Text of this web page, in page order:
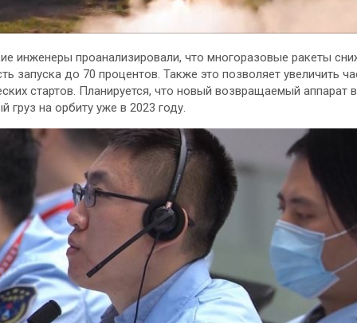
инженеры проанализировали, что многоразовые ракеты
запуска до 70 процентов. Также это позволяет увеличить
стартов. Планируется, что новый возвращаемый аппарат
груз на орбиту уже в 2023 году.